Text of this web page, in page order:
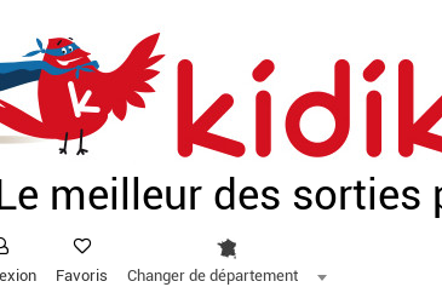
meilleur des sorties
Favoris Changer de département